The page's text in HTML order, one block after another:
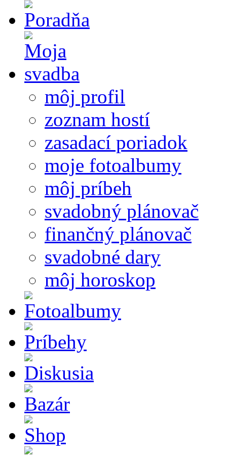
môj profil
zoznam hostí
zasadací poriadok
moje fotoalbumy
môj príbeh
svadobný plánovač
finančný plánovač
svadobné dary
môj horoskop